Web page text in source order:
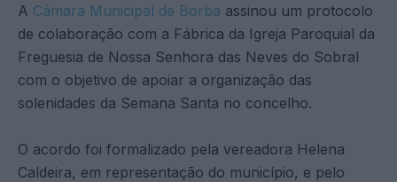
A Câmara Municipal de Borba assinou um protocolo
de colaboração com a Fábrica da Igreja Paroquial da
Freguesia de Nossa Senhora das Neves do Sobral
com o objetivo de apoiar a organização das
solenidades da Semana Santa no concelho.
O acordo foi formalizado pela vereadora Helena
Caldeira, em representação do município, e pelo